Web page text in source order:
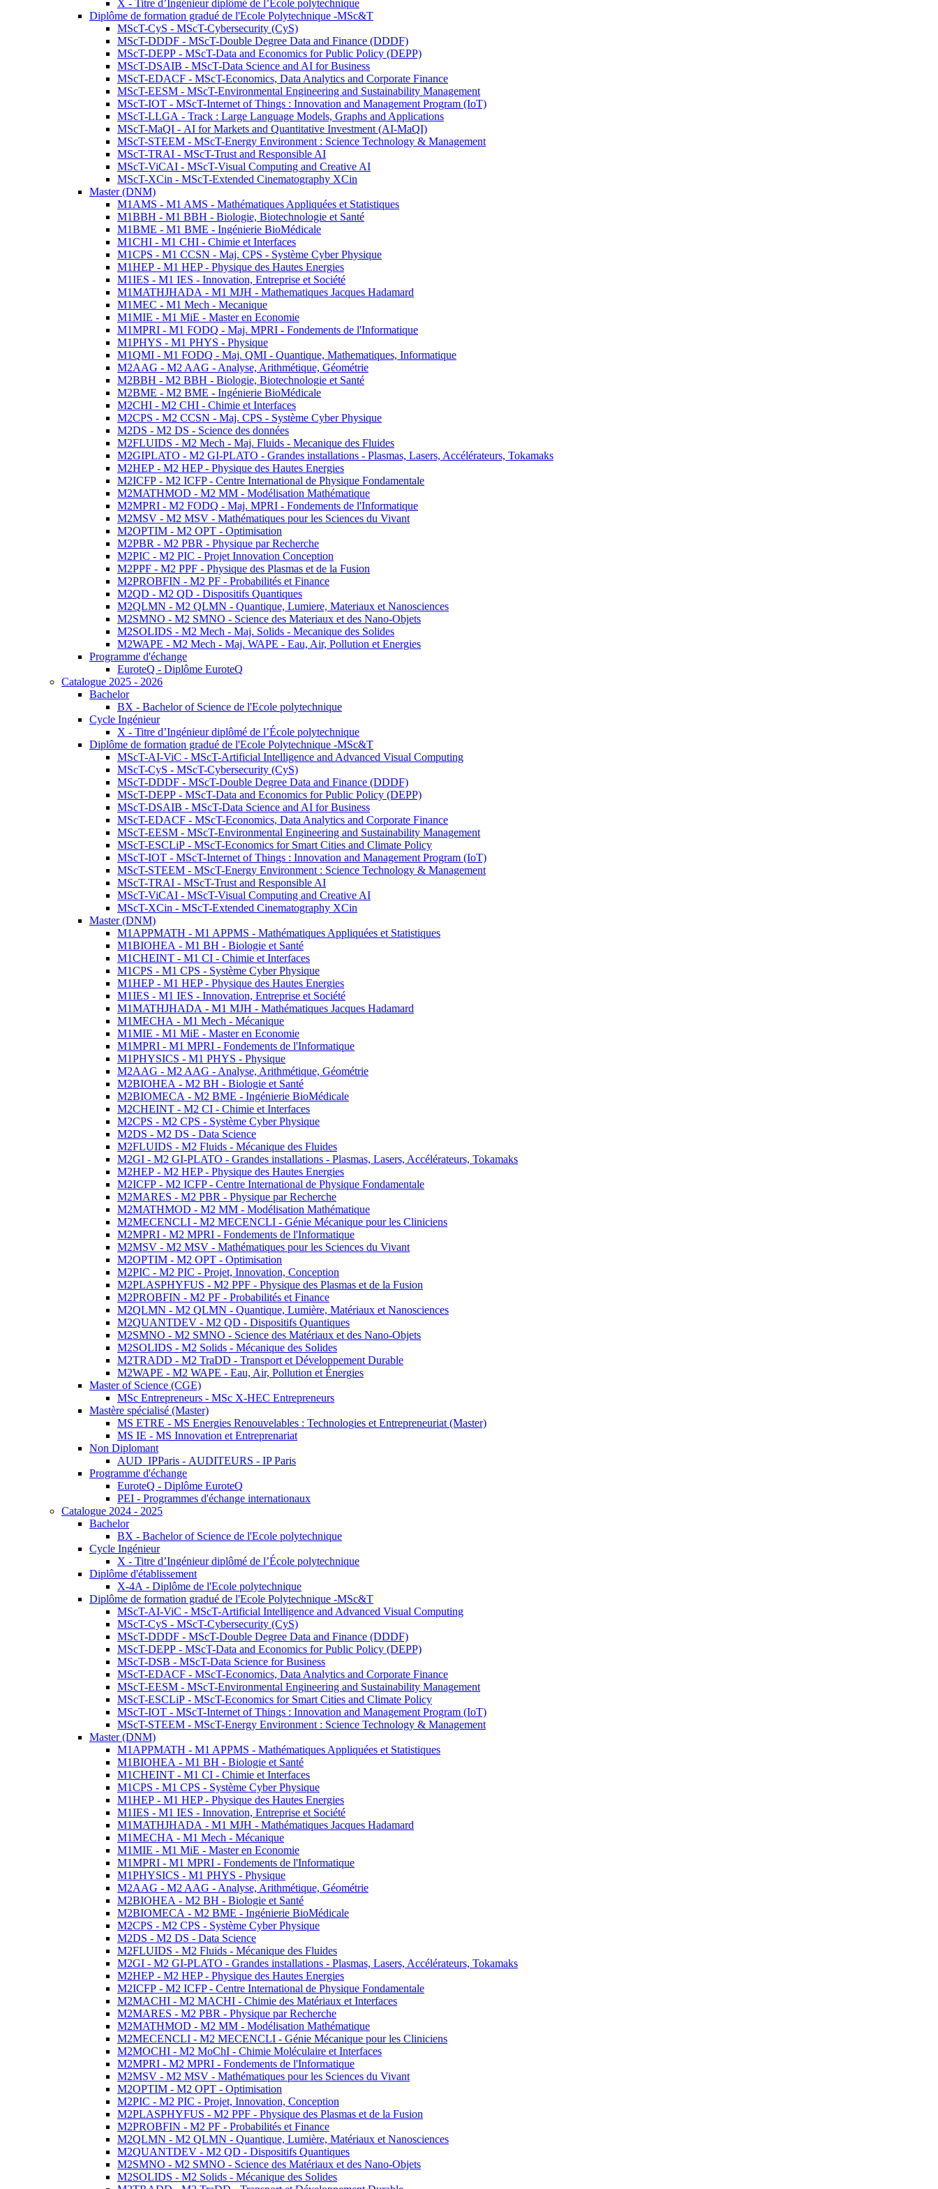
X - Titre d’Ingénieur diplômé de l’École polytechnique
Diplôme de formation gradué de l'Ecole Polytechnique -MSc&T
MScT-CyS - MScT-Cybersecurity (CyS)
MScT-DDDF - MScT-Double Degree Data and Finance (DDDF)
MScT-DEPP - MScT-Data and Economics for Public Policy (DEPP)
MScT-DSAIB - MScT-Data Science and AI for Business
MScT-EDACF - MScT-Economics, Data Analytics and Corporate Finance
MScT-EESM - MScT-Environmental Engineering and Sustainability Management
MScT-IOT - MScT-Internet of Things : Innovation and Management Program (IoT)
MScT-LLGA - Track : Large Language Models, Graphs and Applications
MScT-MaQI - AI for Markets and Quantitative Investment (AI-MaQI)
MScT-STEEM - MScT-Energy Environment : Science Technology & Management
MScT-TRAI - MScT-Trust and Responsible AI
MScT-ViCAI - MScT-Visual Computing and Creative AI
MScT-XCin - MScT-Extended Cinematography XCin
Master (DNM)
M1AMS - M1 AMS - Mathématiques Appliquées et Statistiques
M1BBH - M1 BBH - Biologie, Biotechnologie et Santé
M1BME - M1 BME - Ingénierie BioMédicale
M1CHI - M1 CHI - Chimie et Interfaces
M1CPS - M1 CCSN - Maj. CPS - Système Cyber Physique
M1HEP - M1 HEP - Physique des Hautes Energies
M1IES - M1 IES - Innovation, Entreprise et Société
M1MATHJHADA - M1 MJH - Mathematiques Jacques Hadamard
M1MEC - M1 Mech - Mecanique
M1MIE - M1 MiE - Master en Economie
M1MPRI - M1 FODQ - Maj. MPRI - Fondements de l'Informatique
M1PHYS - M1 PHYS - Physique
M1QMI - M1 FODQ - Maj. QMI - Quantique, Mathematiques, Informatique
M2AAG - M2 AAG - Analyse, Arithmétique, Géométrie
M2BBH - M2 BBH - Biologie, Biotechnologie et Santé
M2BME - M2 BME - Ingénierie BioMédicale
M2CHI - M2 CHI - Chimie et Interfaces
M2CPS - M2 CCSN - Maj. CPS - Système Cyber Physique
M2DS - M2 DS - Science des données
M2FLUIDS - M2 Mech - Maj. Fluids - Mecanique des Fluides
M2GIPLATO - M2 GI-PLATO - Grandes installations - Plasmas, Lasers, Accélérateurs, Tokamaks
M2HEP - M2 HEP - Physique des Hautes Energies
M2ICFP - M2 ICFP - Centre International de Physique Fondamentale
M2MATHMOD - M2 MM - Modélisation Mathématique
M2MPRI - M2 FODQ - Maj. MPRI - Fondements de l'Informatique
M2MSV - M2 MSV - Mathématiques pour les Sciences du Vivant
M2OPTIM - M2 OPT - Optimisation
M2PBR - M2 PBR - Physique par Recherche
M2PIC - M2 PIC - Projet Innovation Conception
M2PPF - M2 PPF - Physique des Plasmas et de la Fusion
M2PROBFIN - M2 PF - Probabilités et Finance
M2QD - M2 QD - Dispositifs Quantiques
M2QLMN - M2 QLMN - Quantique, Lumiere, Materiaux et Nanosciences
M2SMNO - M2 SMNO - Science des Materiaux et des Nano-Objets
M2SOLIDS - M2 Mech - Maj. Solids - Mecanique des Solides
M2WAPE - M2 Mech - Maj. WAPE - Eau, Air, Pollution et Energies
Programme d'échange
EuroteQ - Diplôme EuroteQ
Catalogue 2025 - 2026
Bachelor
BX - Bachelor of Science de l'Ecole polytechnique
Cycle Ingénieur
X - Titre d’Ingénieur diplômé de l’École polytechnique
Diplôme de formation gradué de l'Ecole Polytechnique -MSc&T
MScT-AI-ViC - MScT-Artificial Intelligence and Advanced Visual Computing
MScT-CyS - MScT-Cybersecurity (CyS)
MScT-DDDF - MScT-Double Degree Data and Finance (DDDF)
MScT-DEPP - MScT-Data and Economics for Public Policy (DEPP)
MScT-DSAIB - MScT-Data Science and AI for Business
MScT-EDACF - MScT-Economics, Data Analytics and Corporate Finance
MScT-EESM - MScT-Environmental Engineering and Sustainability Management
MScT-ESCLiP - MScT-Economics for Smart Cities and Climate Policy
MScT-IOT - MScT-Internet of Things : Innovation and Management Program (IoT)
MScT-STEEM - MScT-Energy Environment : Science Technology & Management
MScT-TRAI - MScT-Trust and Responsible AI
MScT-ViCAI - MScT-Visual Computing and Creative AI
MScT-XCin - MScT-Extended Cinematography XCin
Master (DNM)
M1APPMATH - M1 APPMS - Mathématiques Appliquées et Statistiques
M1BIOHEA - M1 BH - Biologie et Santé
M1CHEINT - M1 CI - Chimie et Interfaces
M1CPS - M1 CPS - Système Cyber Physique
M1HEP - M1 HEP - Physique des Hautes Energies
M1IES - M1 IES - Innovation, Entreprise et Société
M1MATHJHADA - M1 MJH - Mathématiques Jacques Hadamard
M1MECHA - M1 Mech - Mécanique
M1MIE - M1 MiE - Master en Economie
M1MPRI - M1 MPRI - Fondements de l'Informatique
M1PHYSICS - M1 PHYS - Physique
M2AAG - M2 AAG - Analyse, Arithmétique, Géométrie
M2BIOHEA - M2 BH - Biologie et Santé
M2BIOMECA - M2 BME - Ingénierie BioMédicale
M2CHEINT - M2 CI - Chimie et Interfaces
M2CPS - M2 CPS - Système Cyber Physique
M2DS - M2 DS - Data Science
M2FLUIDS - M2 Fluids - Mécanique des Fluides
M2GI - M2 GI-PLATO - Grandes installations - Plasmas, Lasers, Accélérateurs, Tokamaks
M2HEP - M2 HEP - Physique des Hautes Energies
M2ICFP - M2 ICFP - Centre International de Physique Fondamentale
M2MARES - M2 PBR - Physique par Recherche
M2MATHMOD - M2 MM - Modélisation Mathématique
M2MECENCLI - M2 MECENCLI - Génie Mécanique pour les Cliniciens
M2MPRI - M2 MPRI - Fondements de l'Informatique
M2MSV - M2 MSV - Mathématiques pour les Sciences du Vivant
M2OPTIM - M2 OPT - Optimisation
M2PIC - M2 PIC - Projet, Innovation, Conception
M2PLASPHYFUS - M2 PPF - Physique des Plasmas et de la Fusion
M2PROBFIN - M2 PF - Probabilités et Finance
M2QLMN - M2 QLMN - Quantique, Lumière, Matériaux et Nanosciences
M2QUANTDEV - M2 QD - Dispositifs Quantiques
M2SMNO - M2 SMNO - Science des Matériaux et des Nano-Objets
M2SOLIDS - M2 Solids - Mécanique des Solides
M2TRADD - M2 TraDD - Transport et Développement Durable
M2WAPE - M2 WAPE - Eau, Air, Pollution et Énergies
Master of Science (CGE)
MSc Entrepreneurs - MSc X-HEC Entrepreneurs
Mastère spécialisé (Master)
MS ETRE - MS Energies Renouvelables : Technologies et Entrepreneuriat (Master)
MS IE - MS Innovation et Entreprenariat
Non Diplomant
AUD_IPParis - AUDITEURS - IP Paris
Programme d'échange
EuroteQ - Diplôme EuroteQ
PEI - Programmes d'échange internationaux
Catalogue 2024 - 2025
Bachelor
BX - Bachelor of Science de l'Ecole polytechnique
Cycle Ingénieur
X - Titre d’Ingénieur diplômé de l’École polytechnique
Diplôme d'établissement
X-4A - Diplôme de l'Ecole polytechnique
Diplôme de formation gradué de l'Ecole Polytechnique -MSc&T
MScT-AI-ViC - MScT-Artificial Intelligence and Advanced Visual Computing
MScT-CyS - MScT-Cybersecurity (CyS)
MScT-DDDF - MScT-Double Degree Data and Finance (DDDF)
MScT-DEPP - MScT-Data and Economics for Public Policy (DEPP)
MScT-DSB - MScT-Data Science for Business
MScT-EDACF - MScT-Economics, Data Analytics and Corporate Finance
MScT-EESM - MScT-Environmental Engineering and Sustainability Management
MScT-ESCLiP - MScT-Economics for Smart Cities and Climate Policy
MScT-IOT - MScT-Internet of Things : Innovation and Management Program (IoT)
MScT-STEEM - MScT-Energy Environment : Science Technology & Management
Master (DNM)
M1APPMATH - M1 APPMS - Mathématiques Appliquées et Statistiques
M1BIOHEA - M1 BH - Biologie et Santé
M1CHEINT - M1 CI - Chimie et Interfaces
M1CPS - M1 CPS - Système Cyber Physique
M1HEP - M1 HEP - Physique des Hautes Energies
M1IES - M1 IES - Innovation, Entreprise et Société
M1MATHJHADA - M1 MJH - Mathématiques Jacques Hadamard
M1MECHA - M1 Mech - Mécanique
M1MIE - M1 MiE - Master en Economie
M1MPRI - M1 MPRI - Fondements de l'Informatique
M1PHYSICS - M1 PHYS - Physique
M2AAG - M2 AAG - Analyse, Arithmétique, Géométrie
M2BIOHEA - M2 BH - Biologie et Santé
M2BIOMECA - M2 BME - Ingénierie BioMédicale
M2CPS - M2 CPS - Système Cyber Physique
M2DS - M2 DS - Data Science
M2FLUIDS - M2 Fluids - Mécanique des Fluides
M2GI - M2 GI-PLATO - Grandes installations - Plasmas, Lasers, Accélérateurs, Tokamaks
M2HEP - M2 HEP - Physique des Hautes Energies
M2ICFP - M2 ICFP - Centre International de Physique Fondamentale
M2MACHI - M2 MACHI - Chimie des Matériaux et Interfaces
M2MARES - M2 PBR - Physique par Recherche
M2MATHMOD - M2 MM - Modélisation Mathématique
M2MECENCLI - M2 MECENCLI - Génie Mécanique pour les Cliniciens
M2MOCHI - M2 MoChI - Chimie Moléculaire et Interfaces
M2MPRI - M2 MPRI - Fondements de l'Informatique
M2MSV - M2 MSV - Mathématiques pour les Sciences du Vivant
M2OPTIM - M2 OPT - Optimisation
M2PIC - M2 PIC - Projet, Innovation, Conception
M2PLASPHYFUS - M2 PPF - Physique des Plasmas et de la Fusion
M2PROBFIN - M2 PF - Probabilités et Finance
M2QLMN - M2 QLMN - Quantique, Lumière, Matériaux et Nanosciences
M2QUANTDEV - M2 QD - Dispositifs Quantiques
M2SMNO - M2 SMNO - Science des Matériaux et des Nano-Objets
M2SOLIDS - M2 Solids - Mécanique des Solides